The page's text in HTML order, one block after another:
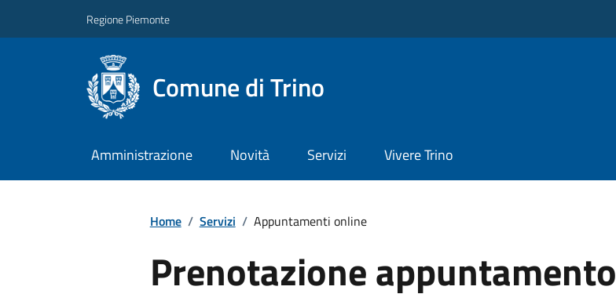
Regione Piemonte
Comune di Trino
Amministrazione Novità Servizi Vivere Trino
Home / Servizi / Appuntamenti online
Prenotazione appuntamento